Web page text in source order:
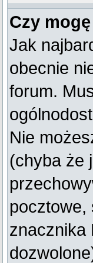
Czy
Jak
obecnie
forum.
Nie
(chyba że
pocztowe,
znacznika